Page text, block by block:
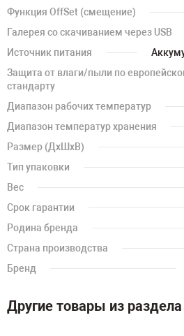
Функция OffSet (смещение)
Галерея со скачиванием через USB
Источник питания
Защита от влаги/пыли по
стандарту
Диапазон рабочих температур
Диапазон температур хранения
Размер (ДхШхВ)
Тип упаковки
Вес
Срок гарантии
Родина бренда
Страна производства
Бренд
Другие товары из